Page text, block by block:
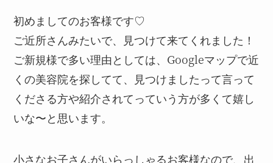
初めましてのお客様です♡
ご近所さんみたいで、見つけて来てくれました！
ご新規様で多い理由としては、Googleマップで近
くの美容院を探してて、見つけましたって言って
くださる方や紹介されてっていう方が多くて嬉し
いな〜と思います。
小さなお子さんがいらっしゃるお客様なので、出